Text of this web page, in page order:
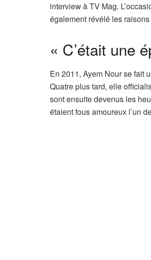
interview à TV Mag.
également révélé les
« C’était une
En 2011, Ayem Nour se fait
Quatre plus tard, elle
sont ensuite devenus les
étaient fous amoureux l’un